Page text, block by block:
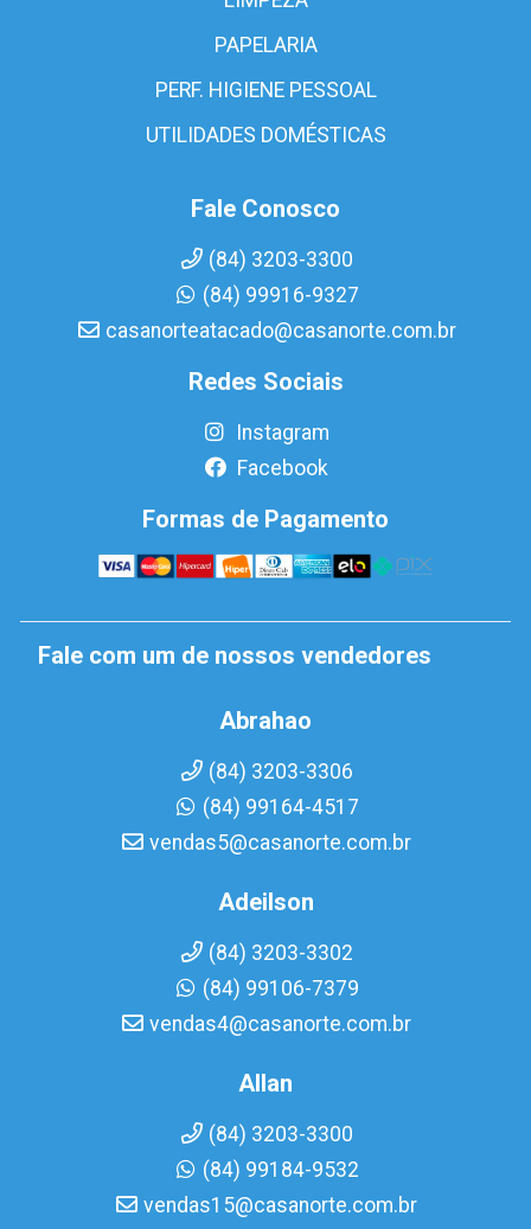
PAPELARIA
PERF. HIGIENE PESSOAL
UTILIDADES DOMÉSTICAS
Fale Conosco
(84) 3203-3300
(84) 99916-9327
casanorteatacado@casanorte.com.br
Redes Sociais
Instagram
Facebook
Formas de Pagamento
Fale com um de nossos vendedores
Abrahao
(84) 3203-3306
(84) 99164-4517
vendas5@casanorte.com.br
Adeilson
(84) 3203-3302
(84) 99106-7379
vendas4@casanorte.com.br
Allan
(84) 3203-3300
(84) 99184-9532
vendas15@casanorte.com.br